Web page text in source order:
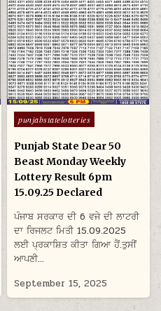
Posted
punjabstatelotteries
Punjab State Dear 50
Beast Monday Weekly
Lottery Result 6pm
15.09.25 Declared
ਪੰਜਾਬ ਸਰਕਾਰ ਦੀ 6 ਵਜੇ ਦੀ ਲਾਟਰੀ
ਦਾ ਰਿਜਲਟ ਮਿਤੀ 15.09.2025
ਲਈ ਪ੍ਰਕਾਸ਼ਿਤ ਕੀਤਾ ਗਿਆ ਹੈਂ.ਤੁਸੀਂ
ਆਪਣੀ…
September 15, 2025